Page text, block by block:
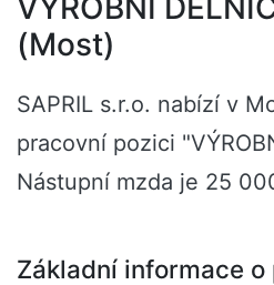
VÝROBNÍ
(Most)
SAPRIL s.r.o. nabízí v
pracovní pozici
Nástupní mzda je 25
Základní informace